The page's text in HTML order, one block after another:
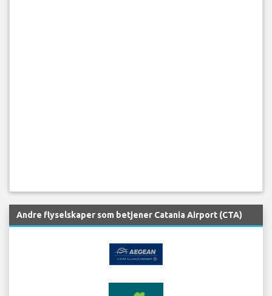
Andre flyselskaper som betjener Catania Airport (CTA)